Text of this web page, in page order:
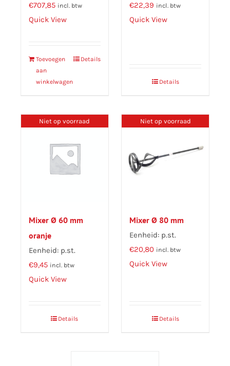
€707,85 incl. btw
Quick View
Toevoegen
aan
winkelwagen
Details
€22,39 incl. btw
Quick View
Details
Niet op voorraad
Mixer Ø 60 mm
oranje
Eenheid: p.st.
€9,45 incl. btw
Quick View
Details
Niet op voorraad
Mixer Ø 80 mm
Eenheid: p.st.
€20,80 incl. btw
Quick View
Details